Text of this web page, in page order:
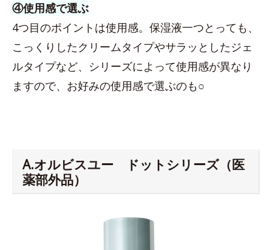
④使用感で選ぶ
4つ目のポイントは使用感。保湿液一つとっても、
こっくりしたクリームタイプやサラッとしたジェ
ルタイプなど、シリーズによって使用感が異なり
ますので、お好みの使用感で選ぶのも○
A.オルビスユー ドットシリーズ（医
薬部外品）